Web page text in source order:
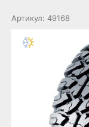
Артикул: 49168